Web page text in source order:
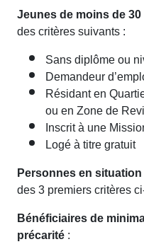
Jeunes de moins de
des critères suivants :
Sans diplôme ou
Demandeur
Résidant en
ou en Zone de
Inscrit à une
Logé à titre gratuit
Personnes en
des 3 premiers critères
Bénéficiaires de
précarité: